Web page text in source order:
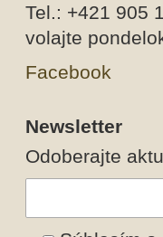
Tel.: +421 905
volajte
Facebook
Newsletter
Odoberajte